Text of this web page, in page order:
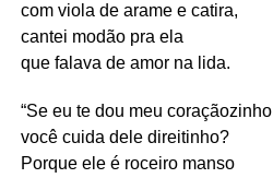
com viola de arame e catira,
cantei modão pra ela
que falava de amor na lida.
“Se eu te dou meu coraçãozinho
você cuida dele direitinho?
Porque ele é roceiro manso